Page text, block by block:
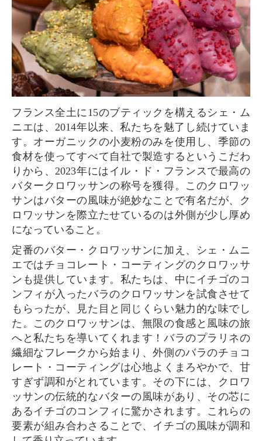
フランス全土に15のブティックを構えるシェ・ム
ニエは、2014年以来、私たちを魅了し続けていま
す。オーガニックの小麦粉のみを使用し、季節の
食材を使ってすべて自社で製造するというこだわ
りから、2023年にはイル・ド・フランスで最高の
バタークロワッサンの称号を獲得。このクロワッ
サンはバターの風味が絶妙なことで有名だが、ク
ロワッサンを際立たせているのは外側が少し厚め
になっていること。
定番のバター・クロワッサンに加え、シェ・ムニ
エではチョコレート・コーティングのクロワッサ
ンも提供しています。私たちは、中にイチゴのコ
ンフィが入ったバラのクロワッサンを試食させて
もらったが、見た目と同じくらい魅力的な味でし
た。このクロワッサンは、無限の食感と風味の旅
へと私たちを導いてくれます！バラのプラリネの
繊細なフレークから始まり、外側のバラのチョコ
レート・コーティングは心地よくまろやかで、甘
すぎず調和がとれています。その下には、クロワ
ッサンの伝統的なバターの風味があり、その芯に
あるイチゴのコンフィに驚かされます。これらの
要素が組み合わさることで、イチゴの風味が調和